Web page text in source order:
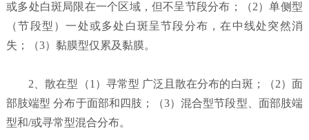
或多处白斑局限在一个区域，但不呈节段分布；（2）单侧型
（节段型）一处或多处白斑呈节段分布，在中线处突然消
失；（3）黏膜型仅累及黏膜。
2、散在型（1）寻常型 广泛且散在分布的白斑；（2）面
部肢端型 分布于面部和四肢；（3）混合型节段型、面部肢端
型和/或寻常型混合分布。